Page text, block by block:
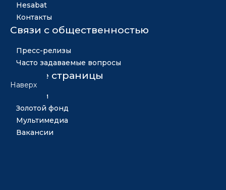
Hesabat
Контакты
Связи с общественностью
Пресс-релизы
Часто задаваемые вопросы
Другие страницы
Новости
Золотой фонд
Мультимедиа
Вакансии
Наверх